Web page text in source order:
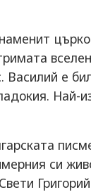
Василий е
Най-
си